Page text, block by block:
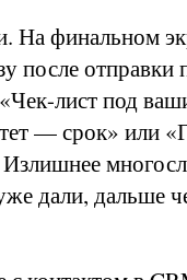
На финальном
после отправки
лист под
— срок» или
дали, дальше